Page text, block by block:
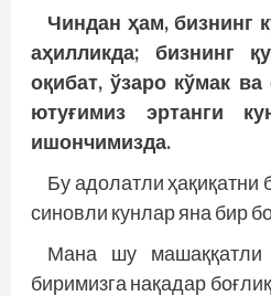
Чиндан ҳам, бизнинг
аҳилликда; бизнинг
оқибат, ўзаро кўмак ва
ютуғимиз эртанги
ишончимизда.
Бу адолатли ҳақиқатни
синовли кунлар яна бир
Мана шу машаққатли
биримизга нақадар